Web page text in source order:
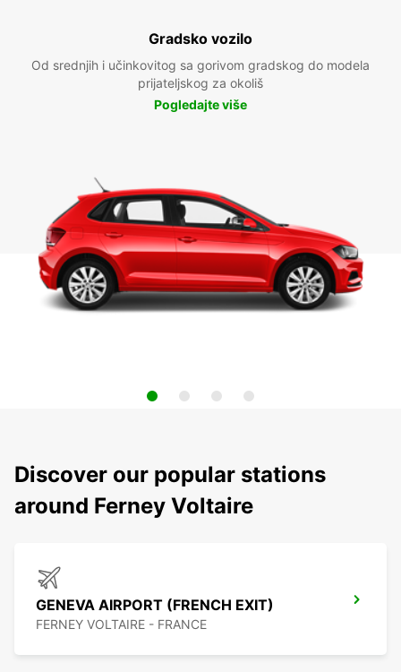
Gradsko vozilo
Od srednjih i učinkovitog sa gorivom gradskog do modela
prijateljskog za okoliš
Pogledajte više
Discover our popular stations
around Ferney Voltaire
GENEVA AIRPORT (FRENCH EXIT)
FERNEY VOLTAIRE - FRANCE